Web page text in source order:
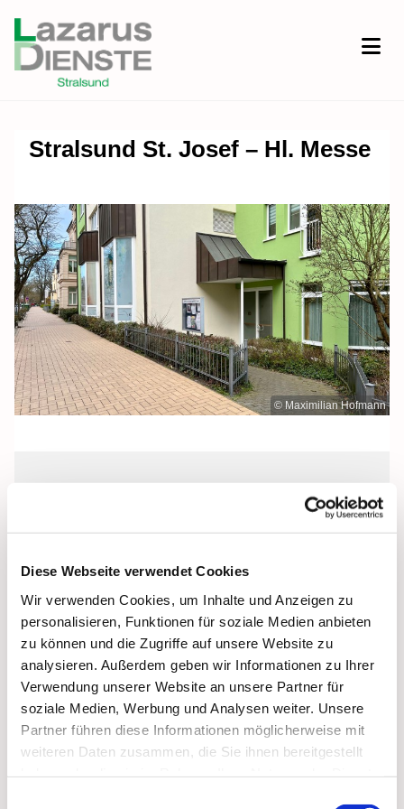
Diese Webseite verwendet Cookies
Wir verwenden Cookies, um Inhalte und Anzeigen zu
personalisieren, Funktionen für soziale Medien anbieten
zu können und die Zugriffe auf unsere Website zu
analysieren. Außerdem geben wir Informationen zu Ihrer
Verwendung unserer Website an unsere Partner für
soziale Medien, Werbung und Analysen weiter. Unsere
Partner führen diese Informationen möglicherweise mit
weiteren Daten zusammen, die Sie ihnen bereitgestellt
Stralsund St. Josef – Hl. Messe
© Maximilian Hofmann
Mittwoch, 3. November 2027, 17:00
Uhr
St. Josef, Stralsund, Jungfernstieg 3A,
18437 Stralsund